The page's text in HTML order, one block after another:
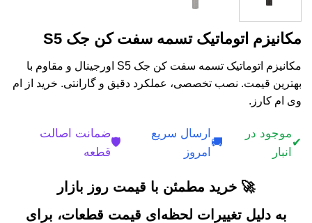
مکانیزم اتوماتیک تسمه سفت کن جک S5
مکانیزم اتوماتیک تسمه سفت کن جک S5 اورجینال و مقاوم با
بهترین قیمت. نصب تخصصی، عملکرد دقیق و گارانتی. خرید از ام
وی ام کارز.
✔
موجود در
انبار
🚚
ارسال سریع
امروز
🛡️
ضمانت اصالت
قطعه
🚀 خرید مطمئن با قیمت روز بازار
به دلیل تغییرات لحظه‌ای قیمت قطعات، برای